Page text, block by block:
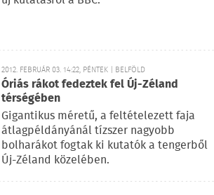
2012. FEBRUÁR 03. 14:22, PÉNTEK | BELFÖLD
Óriás rákot fedeztek fel Új-Zéland
térségében
Gigantikus méretű, a feltételezett faja
átlagpéldányánál tízszer nagyobb
bolharákot fogtak ki kutatók a tengerből
Új-Zéland közelében.